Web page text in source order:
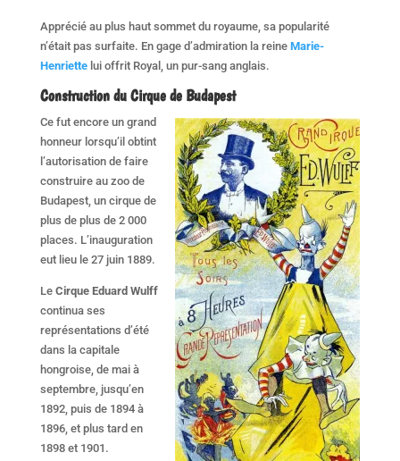
Apprécié au plus haut sommet du royaume, sa popularité
n’était pas surfaite. En gage d’admiration la reine Marie-
Henriette lui offrit Royal, un pur-sang anglais.
Construction du Cirque de Budapest
Ce fut encore un grand
honneur lorsqu’il obtint
l’autorisation de faire
construire au zoo de
Budapest, un cirque de
plus de plus de 2 000
places. L’inauguration
eut lieu le 27 juin 1889.
Le Cirque Eduard Wulff
continua ses
représentations d’été
dans la capitale
hongroise, de mai à
septembre, jusqu’en
1892, puis de 1894 à
1896, et plus tard en
1898 et 1901.